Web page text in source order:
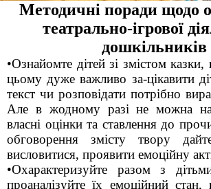
Методичні поради щодо
театрально-ігрової
дошкільників
•Ознайомте дітей зі змістом
цьому дуже важливо за-цікавити
текст чи розповідати потрібно
Але в жодному разі не можна
власні оцінки та ставлення до
обговорення змісту твору
висловитися, проявити емоційну
•Охарактеризуйте разом з
проаналізуйте їх емоційний стан,